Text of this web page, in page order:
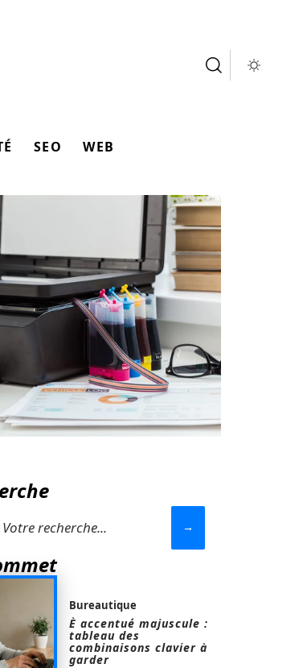
SEO WEB
Bureautique
È accentué majuscule :
tableau des
combinaisons clavier à
garder